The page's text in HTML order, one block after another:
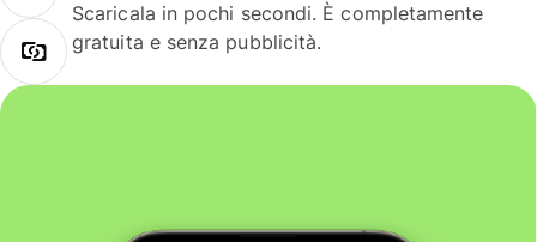
Scaricala in pochi secondi. È completamente
gratuita e senza pubblicità.